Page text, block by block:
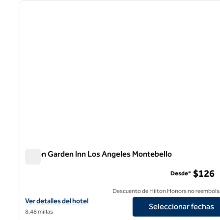
1 de 12
Hilton Garden Inn Los Angeles Montebello
Ver detalles del hotel Hilton Garden Inn Los Angeles Montebello
Ver detalles del hotel
8,48 millas
Desde* $126
Descuento de Hilton Honors no
Seleccionar fechas